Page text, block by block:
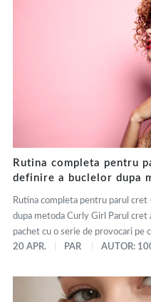
Rutina completa pentru
definire a buclelor dupa
Rutina completa pentru parul
dupa metoda Curly Girl Parul cret
pachet cu o serie de provocari pe
20 APR.
PAR AUTOR: